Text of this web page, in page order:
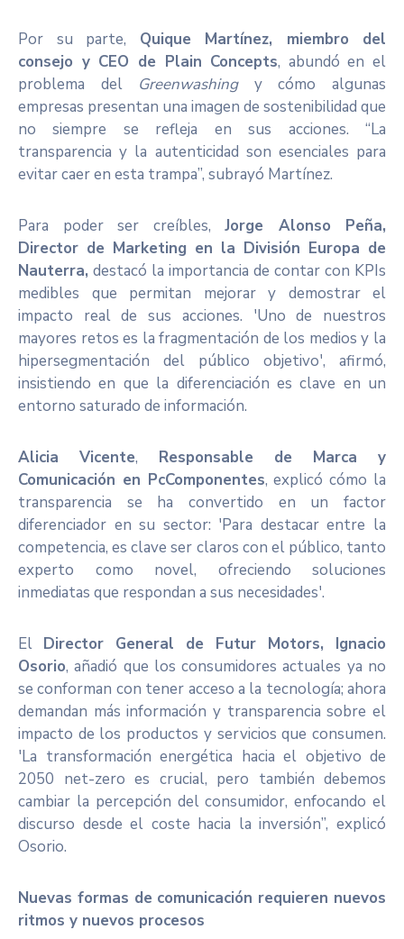
Por su parte, Quique Martínez, miembro del
consejo y CEO de Plain Concepts, abundó en el
problema del Greenwashingy cómo algunas
empresas presentan una imagen de sostenibilidad que
no siempre se refleja en sus acciones. “La
transparencia y la autenticidad son esenciales para
evitar caer en esta trampa”, subrayó Martínez.
Para poder ser creíbles, Jorge Alonso Peña,
Director de Marketing en la División Europa de
Nauterra, destacó la importancia de contar con KPIs
medibles que permitan mejorar y demostrar el
impacto real de sus acciones. 'Uno de nuestros
mayores retos es la fragmentación de los medios y la
hipersegmentación del público objetivo', afirmó,
insistiendo en que la diferenciación es clave en un
entorno saturado de información.
Alicia Vicente, Responsable de Marca y
Comunicación en PcComponentes, explicó cómo la
transparencia se ha convertido en un factor
diferenciador en su sector: 'Para destacar entre la
competencia, es clave ser claros con el público, tanto
experto como novel, ofreciendo soluciones
inmediatas que respondan a sus necesidades'.
El Director General de Futur Motors, Ignacio
Osorio, añadió que los consumidores actuales ya no
se conforman con tener acceso a la tecnología; ahora
demandan más información y transparencia sobre el
impacto de los productos y servicios que consumen.
'La transformación energética hacia el objetivo de
2050 net-zero es crucial, pero también debemos
cambiar la percepción del consumidor, enfocando el
discurso desde el coste hacia la inversión”, explicó
Osorio.
Nuevas formas de comunicación requieren nuevos
ritmos y nuevos procesos